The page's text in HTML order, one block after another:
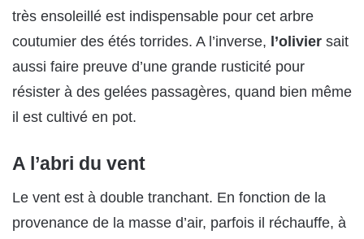
très ensoleillé est indispensable pour cet arbre
coutumier des étés torrides. A l’inverse, l’olivier sait
aussi faire preuve d’une grande rusticité pour
résister à des gelées passagères, quand bien même
il est cultivé en pot.
A l’abri du vent
Le vent est à double tranchant. En fonction de la
provenance de la masse d’air, parfois il réchauffe, à